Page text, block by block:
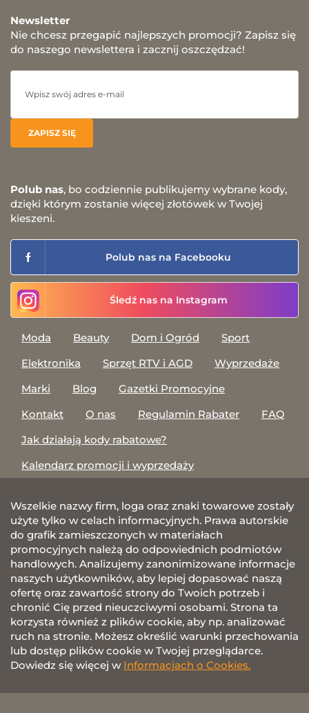
Newsletter
Nie chcesz przegapić najlepszych promocji? Zapisz się
do naszego newslettera i zacznij oszczędzać!
Polub nas, bo codziennie publikujemy wybrane kody,
dzięki którym zostanie więcej złotówek w Twojej
kieszeni.
Polub nas na Facebooku
Śledź nas na Instagram
Moda Beauty Dom i Ogród
Sport
Elektronika
Sprzęt RTV i AGD
Wyprzedaże
Marki
Blog
Gazetki Promocyjne
Kontakt
O nas Regulamin Rabater
FAQ
Jak działają kody rabatowe?
Kalendarz promocji i wyprzedaży
Wszelkie nazwy firm, loga oraz znaki towarowe zostały
użyte tylko w celach informacyjnych. Prawa autorskie
do grafik zamieszczonych w materiałach
promocyjnych należą do odpowiednich podmiotów
handlowych. Analizujemy zanonimizowane informacje
naszych użytkowników, aby lepiej dopasować naszą
ofertę oraz zawartość strony do Twoich potrzeb i
chronić Cię przed nieuczciwymi osobami. Strona ta
korzysta również z plików cookie, aby np. analizować
ruch na stronie. Możesz określić warunki przechowania
lub dostęp plików cookie w Twojej przeglądarce.
Dowiedz się więcej w Informacjach o Cookies.